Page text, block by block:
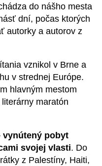
do nášho mesta
dní, počas ktorých
autorky a autorov z
vznikol v Brne a
v strednej Európe.
hlavným mestom
maratón
vynútený pobyt
svojej vlasti. Do
z Palestíny, Haiti,